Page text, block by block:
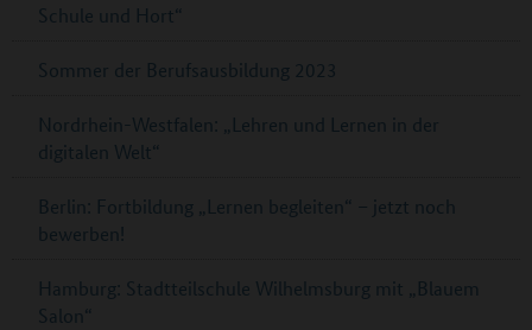
Schule und Hort“
Sommer der Berufsausbildung 2023
Nordrhein-Westfalen: „Lehren und Lernen in der
digitalen Welt“
Berlin: Fortbildung „Lernen begleiten“ – jetzt noch
bewerben!
Hamburg: Stadtteilschule Wilhelmsburg mit „Blauem
Salon“